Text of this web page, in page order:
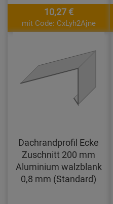
10,27 €
mit Code: CxLyh2Ajne
Dachrandprofil Ecke
Zuschnitt 200 mm
Aluminium walzblank
0,8 mm (Standard)